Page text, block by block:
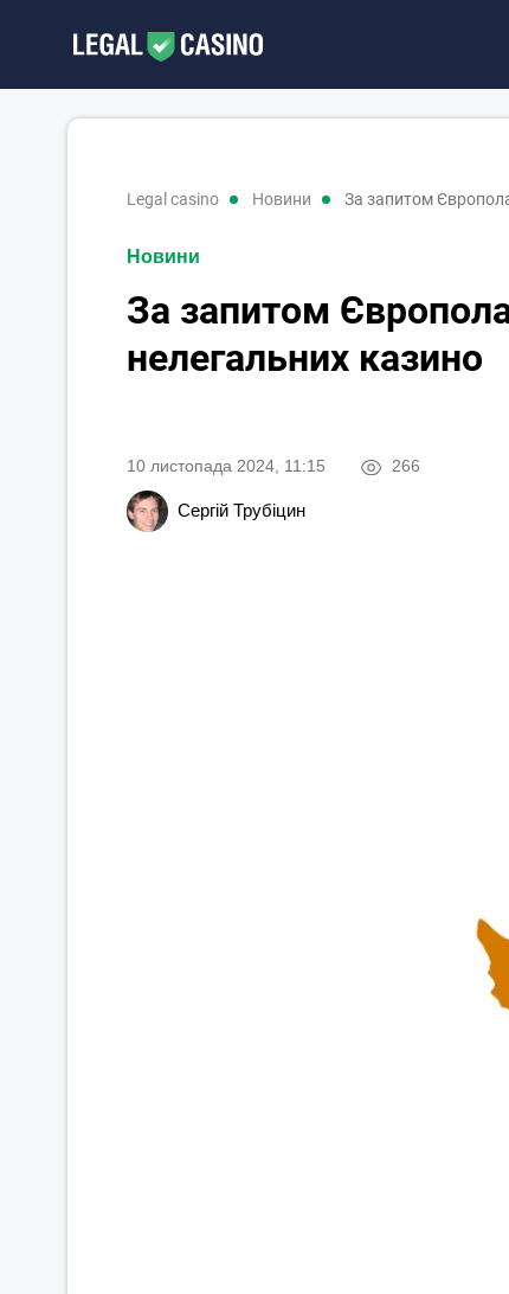
legal casino новини За запитом
Новини
За запитом Європола
нелегальних казино
10 листопада 2024, 11:15 266
Сергій Трубіцин